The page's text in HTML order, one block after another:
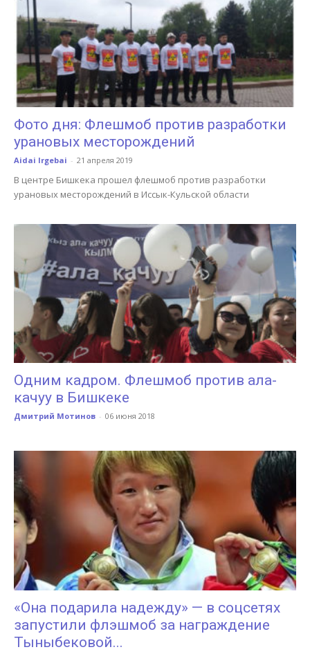
Фото дня: Флешмоб против разработки
урановых месторождений
Aidai Irgebai - 21 апреля 2019
В центре Бишкека прошел флешмоб против разработки
урановых месторождений в Иссык-Кульской области
Одним кадром. Флешмоб против ала-
качуу в Бишкеке
Дмитрий Мотинов - 06 июня 2018
«Она подарила надежду» — в соцсетях
запустили флэшмоб за награждение
Тыныбековой...